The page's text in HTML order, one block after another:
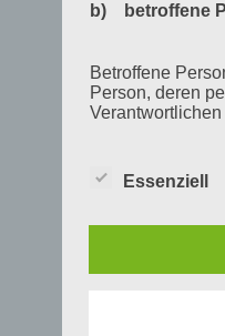
b) betroffene
Betroffene
Person, deren
c) Verarbeitung
Verarbeitung ist
Organisation,
Veränderung,
Essenziell